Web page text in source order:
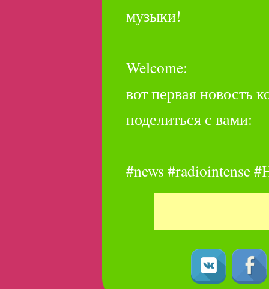
музыки!
Welcome:
вот первая новость
поделиться с вами:
#news #radiointense